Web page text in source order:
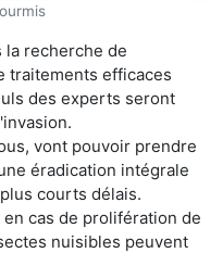
la recherche de
traitements efficaces
des experts seront
vont pouvoir prendre
éradication intégrale
courts délais.
cas de prolifération de
nuisibles peuvent